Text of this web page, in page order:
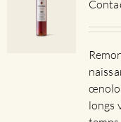
longs